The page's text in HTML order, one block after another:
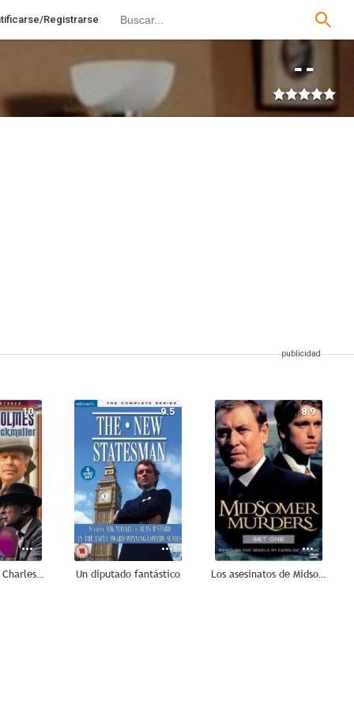
Registrarse
--
10
La aventura de Charles Augustus Milverton
9.5
Un diputado fantástico
8.9
Los asesinatos de Midsomer